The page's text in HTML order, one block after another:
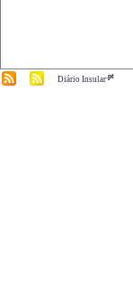
Diário Insular.pt